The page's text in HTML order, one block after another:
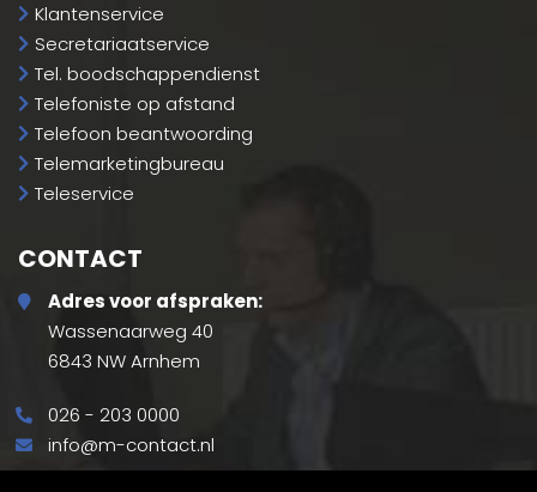
Klantenservice
Secretariaatservice
Tel. boodschappendienst
Telefoniste op afstand
Telefoon beantwoording
Telemarketingbureau
Teleservice
CONTACT
Adres voor afspraken:
Wassenaarweg 40
6843 NW Arnhem
026 - 203 0000
info@m-contact.nl